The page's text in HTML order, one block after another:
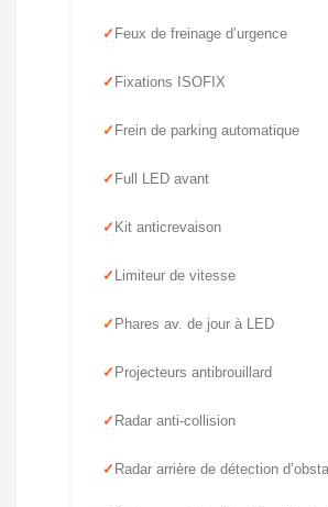
Feux de freinage d’urgence
Fixations ISOFIX
Frein de parking automatique
Full LED avant
Kit anticrevaison
Limiteur de vitesse
Phares av. de jour à LED
Projecteurs antibrouillard
Radar anti-collision
Radar arrière de détection